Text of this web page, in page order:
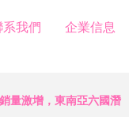
系我們 企業信息
量激增，東南亞六國潛